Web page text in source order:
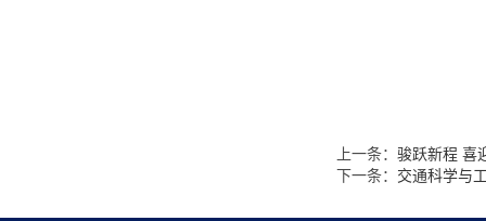
上一条： 骏跃新程 喜
下一条： 交通科学与